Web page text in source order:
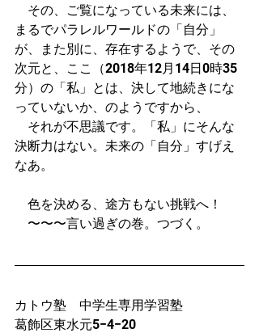
その、ご覧になっている未来には、
まるでパラレルワールドの「自分」
が、また別に、存在するようで、その
次元と、ここ（2018年12月14日0時35
分）の「私」とは、決して地続きにな
っていないか、のようですから、
それが不思議です。「私」にそんな
決断力はない。未来の「自分」すげえ
なあ。
色を決める、途方もない挑戦へ！
〜〜〜言い過ぎの巻。つづく。
カトウ塾　中学生専用学習塾
葛飾区東水元5−4−20